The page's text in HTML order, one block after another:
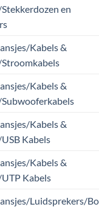
en
Kabels &
Kabels &
Kabels &
Kabels
Kabels &
Kabels
Luidsprekers/